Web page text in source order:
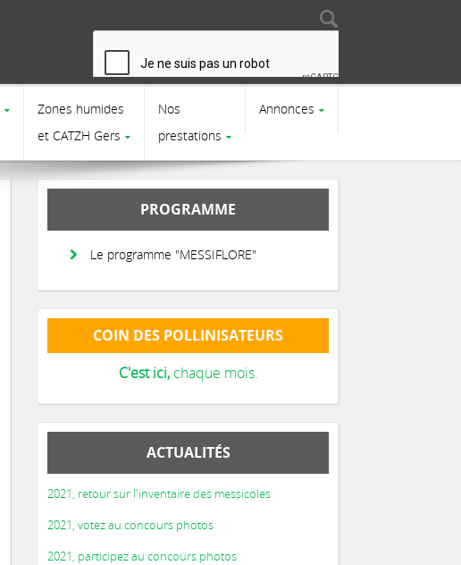
Search form
Zones humides
et CATZH Gers
Nos
prestations
Annonces
PROGRAMME
Le programme "MESSIFLORE"
COIN DES POLLINISATEURS
C'est ici, chaque mois.
ACTUALITÉS
2021, retour sur l'inventaire des messicoles
2021, votez au concours photos
2021, participez au concours photos